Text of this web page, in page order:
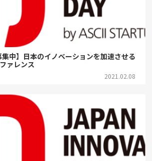
集中】日本のイノベーションを加速させる
ァレンス
2021.02.08